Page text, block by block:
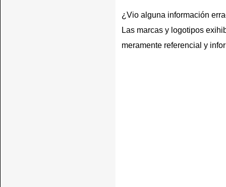
¿Vio alguna información
Las marcas y logotipos
meramente referencial y